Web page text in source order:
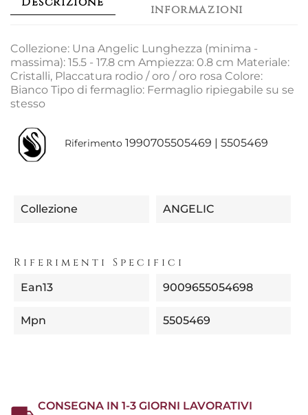
informazioni
Collezione: Una Angelic Lunghezza (minima -
massima): 15.5 - 17.8 cm Ampiezza: 0.8 cm Materiale:
Cristalli, Placcatura rodio / oro / oro rosa Colore:
Bianco Tipo di fermaglio: Fermaglio ripiegabile su se
stesso
Riferimento 1990705505469 | 5505469
Collezione ANGELIC
Riferimenti Specifici
Ean13 9009655054698
Mpn 5505469
CONSEGNA IN 1-3 GIORNI LAVORATIVI